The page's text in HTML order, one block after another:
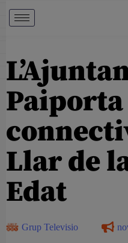
Llar de
Edat
Grup Televisio